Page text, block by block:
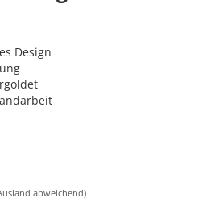
Design
abweichend)